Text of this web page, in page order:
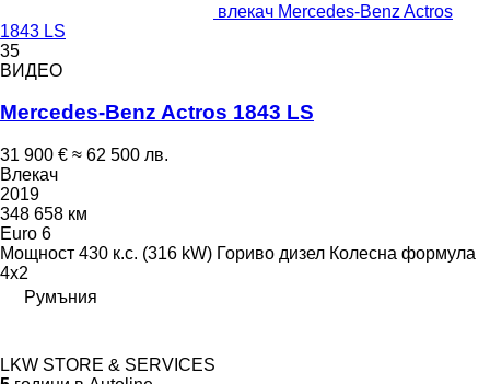
влекач Mercedes-Benz Actros
1843 LS
35
ВИДЕО
Mercedes-Benz Actros 1843 LS
31 900 € ≈ 62 500 лв.
Влекач
2019
348 658 км
Euro 6
Мощност 430 к.с. (316 kW) Гориво дизел Колесна формула
4x2
Румъния
LKW STORE & SERVICES